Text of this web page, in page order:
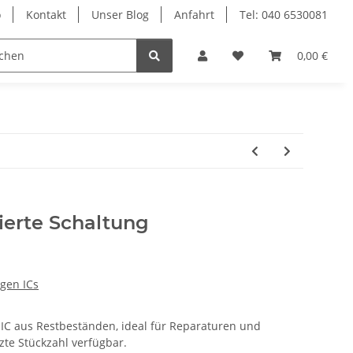
Kontakt Unser Blog Anfahrt Tel: 040 6530081
0,00 €
Ersatzteile
Schaltung
ICs
aus Restbeständen, ideal für Reparaturen und
Stückzahl verfügbar.